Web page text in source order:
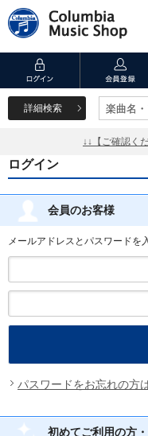
詳細検索 楽曲名
楽曲名
↓↓【ご確認く
ログイン
会員のお客様
メールアドレスとパスワードを
パスワードをお忘れの方
初めてご利用の方